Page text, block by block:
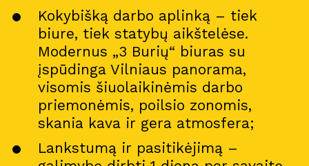
Kokybišką darbo aplinką – tiek
biure, tiek statybų aikštelėse.
Modernus „3 Burių“ biuras su
įspūdinga Vilniaus panorama,
visomis šiuolaikinėmis darbo
priemonėmis, poilsio zonomis,
skania kava ir gera atmosfera;
Lankstumą ir pasitikėjimą –